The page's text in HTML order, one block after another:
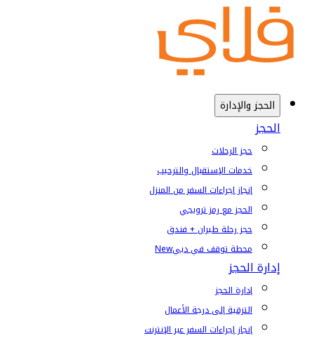
الحجز والإدارة
الحجز
حجز الرحلات
خدمات الإستقبال والترحيب
إنجاز إجراءات السفر من المنزل
الحجز مع رمز ترويجي
حجز رحلة طيران + فندق
محطة توقف في دبيNew
إدارة الحجز
إدارة الحجز
الترقية إلى درجة الأعمال
إنجاز إجراءات السفر عبر الإنترنت